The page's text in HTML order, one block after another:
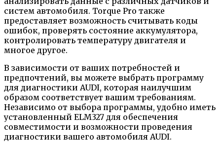
систем автомобиля. Torque Pro также
предоставляет возможность считывать коды
ошибок, проверять состояние аккумулятора,
контролировать температуру двигателя и
многое другое.
В зависимости от ваших потребностей и
предпочтений, вы можете выбрать программу
для диагностики AUDI, которая наилучшим
образом соответствует вашим требованиям.
Независимо от выбора программы, удобно иметь
установленный ELM327 для обеспечения
совместимости и возможности проведения
диагностики вашего автомобиля AUDI.